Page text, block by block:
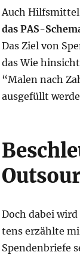
Auch Hilfs­mit­tel
das PAS-
Das Ziel von
das Wie
“Malen nach
aus­ge­füllt
Doch dabei
tens erzähl­te
Spen­den­brie­fe